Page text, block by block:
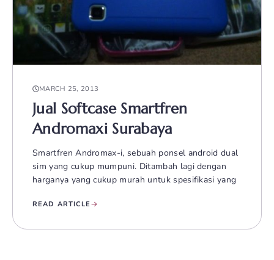
MARCH 25, 2013
Jual Softcase Smartfren
Andromaxi Surabaya
Smartfren Andromax-i, sebuah ponsel android dual
sim yang cukup mumpuni. Ditambah lagi dengan
harganya yang cukup murah untuk spesifikasi yang
READ ARTICLE